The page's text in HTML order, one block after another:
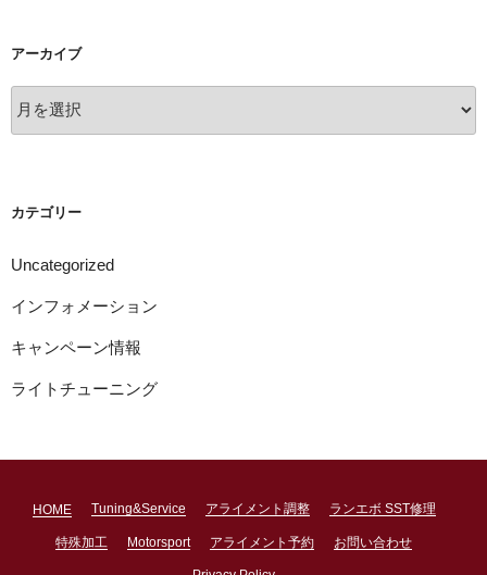
アーカイブ
ー
カテゴリー
Uncategorized
インフォメーション
キャンペーン情報
ライトチューニング
HOME Tuning&Service アライメント調整 ランエボ SST修理
特殊加工 Motorsport アライメント予約 お問い合わせ